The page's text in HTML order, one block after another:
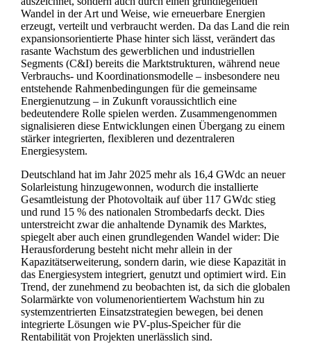
Wandel in der Art und Weise, wie erneuerbare Energien
erzeugt, verteilt und verbraucht werden. Da das Land die rein
expansionsorientierte Phase hinter sich lässt, verändert das
rasante Wachstum des gewerblichen und industriellen
Segments (C&I) bereits die Marktstrukturen, während neue
Verbrauchs- und Koordinationsmodelle – insbesondere neu
entstehende Rahmenbedingungen für die gemeinsame
Energienutzung – in Zukunft voraussichtlich eine
bedeutendere Rolle spielen werden. Zusammengenommen
signalisieren diese Entwicklungen einen Übergang zu einem
stärker integrierten, flexibleren und dezentraleren
Energiesystem.
Deutschland hat im Jahr 2025 mehr als 16,4 GWdc an neuer
Solarleistung hinzugewonnen, wodurch die installierte
Gesamtleistung der Photovoltaik auf über 117 GWdc stieg
und rund 15 % des nationalen Strombedarfs deckt. Dies
unterstreicht zwar die anhaltende Dynamik des Marktes,
spiegelt aber auch einen grundlegenden Wandel wider: Die
Herausforderung besteht nicht mehr allein in der
Kapazitätserweiterung, sondern darin, wie diese Kapazität in
das Energiesystem integriert, genutzt und optimiert wird. Ein
Trend, der zunehmend zu beobachten ist, da sich die globalen
Solarmärkte von volumenorientiertem Wachstum hin zu
systemzentrierten Einsatzstrategien bewegen, bei denen
integrierte Lösungen wie PV-plus-Speicher für die
Rentabilität von Projekten unerlässlich sind.